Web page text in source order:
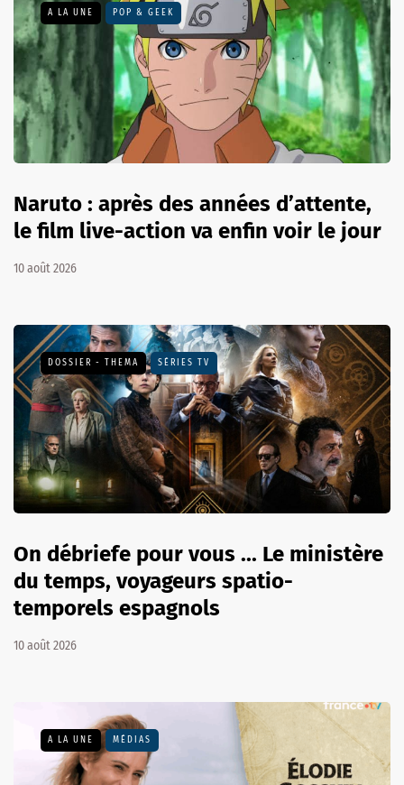
A LA UNE POP & GEEK
Naruto : après des années d’attente,
le film live-action va enfin voir le jour
10 août 2026
DOSSIER - THEMA SÉRIES TV
On débriefe pour vous ... Le ministère
du temps, voyageurs spatio-
temporels espagnols
10 août 2026
A LA UNE MÉDIAS